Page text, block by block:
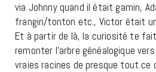
via Johnny quand il était gamin,
frangin/tonton etc., Victor était
Et à partir de là, la curiosité te
remonter l’arbre généalogique
vraies racines de presque tout ce